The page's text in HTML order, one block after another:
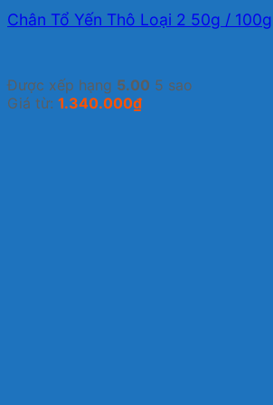
Chân Tổ Yến Thô Loại 2 50g / 100g
Được xếp hạng 5.00 5 sao
Giá từ: 1.340.000₫